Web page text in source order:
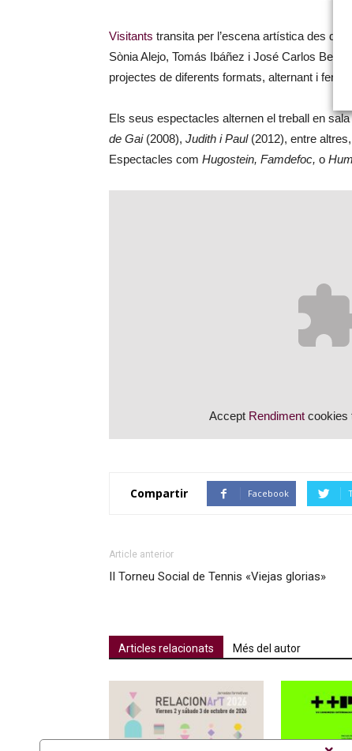
Visitants transita per l’escena artística des de
Sònia Alejo, Tomás Ibáñez i José Carlos
projectes de diferents formats, alternant i fent
Els seus espectacles alternen el treball en
de Gai(2008), Judith i Paul(2012), entre altres,
Espectacles com Hugostein, Famdefoc, o
Accept Rendiment cookies
Compartir Facebook
Article anterior
II Torneu Social de Tennis «Viejas glorias»
Articles relacionats Més del autor